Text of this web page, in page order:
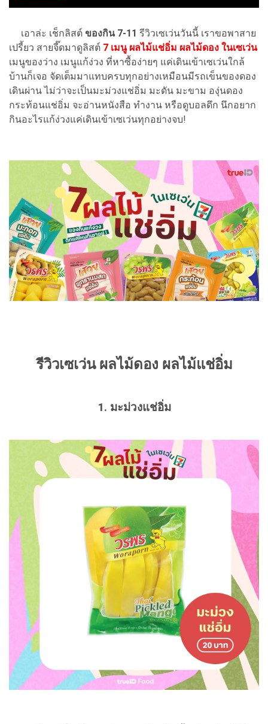
เอาล่ะ เช็กลิสต์ ของกิน 7-11 รีวิวเซเว่นวันนี้ เราขอพาสาย
เปรี้ยว สายจี๊ดมาดูลิสต์ 7 เมนู ผลไม้แช่อิ่ม ผลไม้ดอง ในเซเว่น
เมนูของว่าง เมนูแก้ง่วง ที่หาซื้อง่ายๆ แค่เดินเข้าเซเว่นใกล้
บ้านก็เจอ จัดเต็มมาแทบครบทุกอย่างเหมือนมีรถเข็นของดอง
เดินผ่าน ไม่ว่าจะเป็นมะม่วงแช่อิ่ม มะดัน มะขาม องุ่นดอง
กระท้อนแช่อิ่ม จะอ่านหนังสือ ทำงาน หรือดูบอลดึก นึกอยาก
กินอะไรแก้ง่วงแค่เดินเข้าเซเว่นทุกอย่างจบ!
รีวิวเซเว่น ผลไม้ดอง ผลไม้แช่อิ่ม
1. มะม่วงแช่อิ่ม